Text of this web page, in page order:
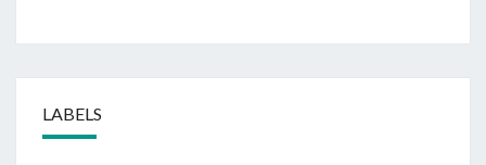
LABELS